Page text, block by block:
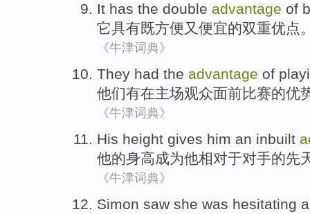
It has the double advantage of
它具有既方便又 便宜的双重优点
《牛津词典》
They had the advantage of
他们有在主场观众面前比赛的优
《牛津词典》
His height gives him an inbuilt
他的身高成为他相对于对手的先
《牛津词典》
Simon saw she was hesitating